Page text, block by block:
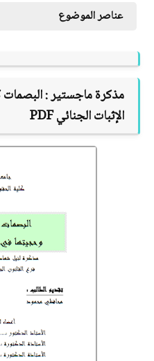
عناصر الموضوع
مذكرة ماجستير :
الإثبات الجنائيPDF